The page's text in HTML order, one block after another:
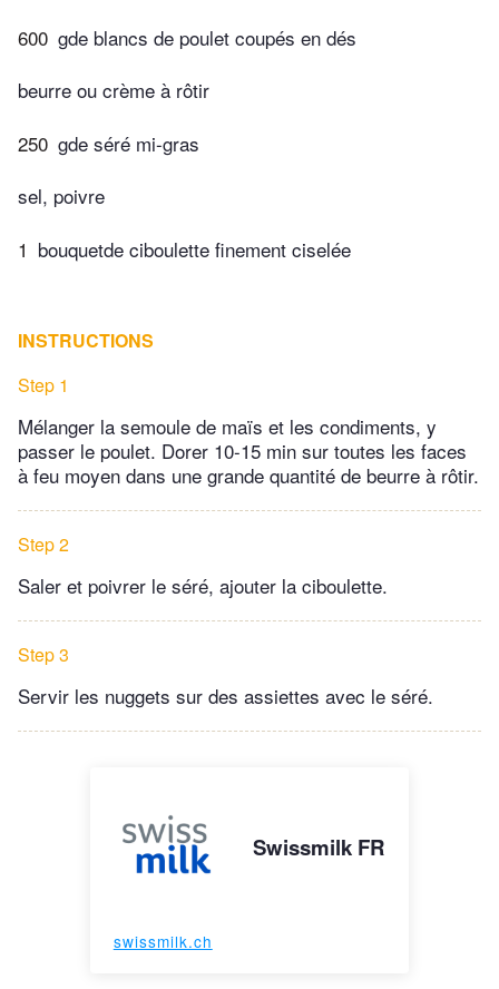
600 gde blancs de poulet coupés en dés
beurre ou crème à rôtir
250 gde séré mi-gras
sel, poivre
1 bouquetde ciboulette finement ciselée
INSTRUCTIONS
Step 1
Mélanger la semoule de maïs et les condiments, y
passer le poulet. Dorer 10-15 min sur toutes les faces
à feu moyen dans une grande quantité de beurre à rôtir.
Step 2
Saler et poivrer le séré, ajouter la ciboulette.
Step 3
Servir les nuggets sur des assiettes avec le séré.
Swissmilk FR
swissmilk.ch